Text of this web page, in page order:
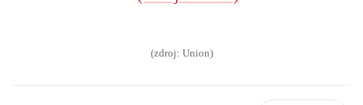
(zdroj: Union)